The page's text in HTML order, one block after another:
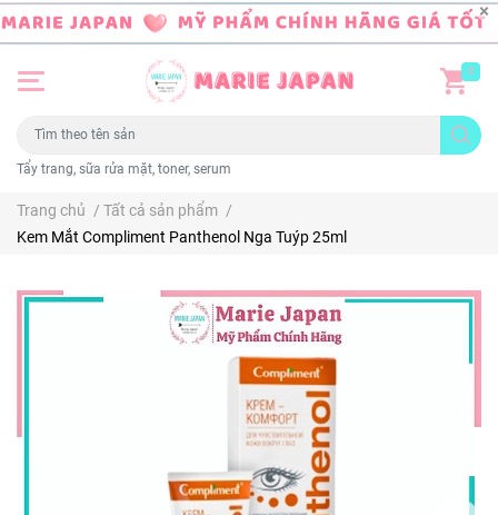
Tẩy trang, sữa rửa mặt, toner, serum
0
Trang chủ / Tất cả sản phẩm /
Kem Mắt Compliment Panthenol Nga Tuýp 25ml